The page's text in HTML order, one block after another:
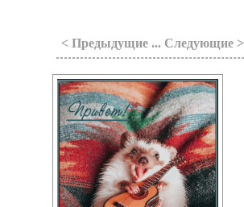
< Предыдущие ... Следующие >